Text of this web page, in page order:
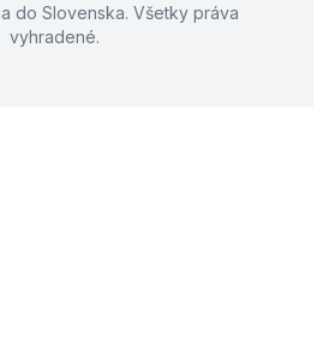
do Slovenska. Všetky práva
vyhradené.